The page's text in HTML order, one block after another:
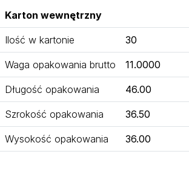
Karton wewnętrzny
Ilość w kartonie 30
Waga opakowania brutto 11.0000
Długość opakowania 46.00
Szrokość opakowania 36.50
Wysokość opakowania 36.00